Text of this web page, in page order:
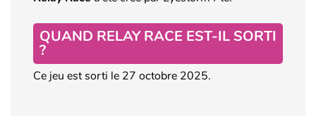
QUAND RELAY RACE EST-IL SORTI
?
Ce jeu est sorti le 27 octobre 2025.